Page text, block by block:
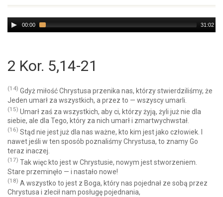
Audio
Player
00:00 31:02
2 Kor. 5,14-21
(14) Gdyż miłość Chrystusa przenika nas, którzy stwierdziliśmy, że
Jeden umarł za wszystkich, a przez to — wszyscy umarli.
(15) Umarł zaś za wszystkich, aby ci, którzy żyją, żyli już nie dla
siebie, ale dla Tego, który za nich umarł i zmartwychwstał.
(16) Stąd nie jest już dla nas ważne, kto kim jest jako człowiek. I
nawet jeśli w ten sposób poznaliśmy Chrystusa, to znamy Go
teraz inaczej.
(17) Tak więc kto jest w Chrystusie, nowym jest stworzeniem.
Stare przeminęło — i nastało nowe!
(18) A wszystko to jest z Boga, który nas pojednał ze sobą przez
Chrystusa i zlecił nam posługę pojednania,